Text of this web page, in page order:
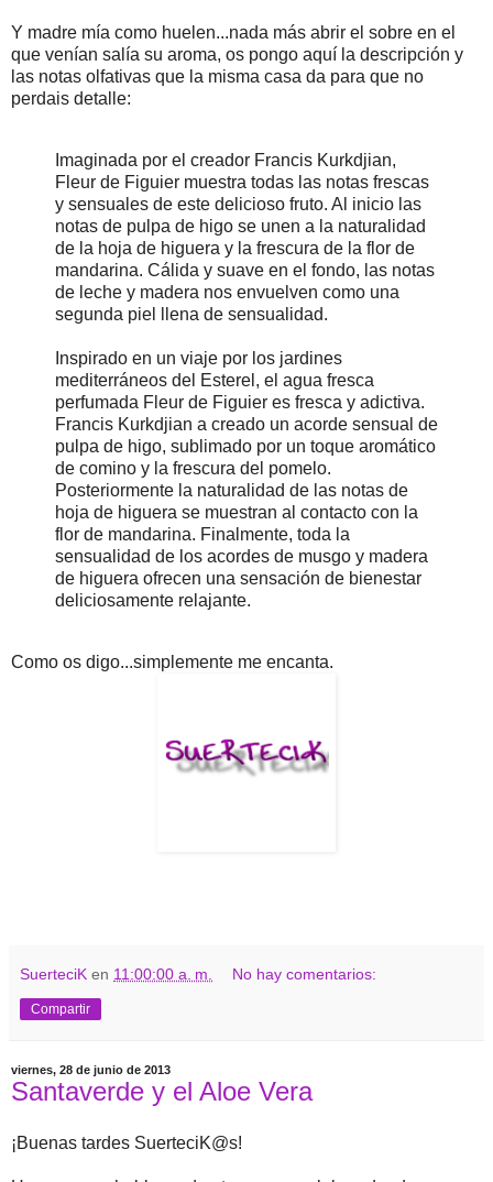
Y madre mía como huelen...nada más abrir el sobre en el
que venían salía su aroma, os pongo aquí la descripción y
las notas olfativas que la misma casa da para que no
perdais detalle:
Imaginada por el creador Francis Kurkdjian,
Fleur de Figuier muestra todas las notas frescas
y sensuales de este delicioso fruto. Al inicio las
notas de pulpa de higo se unen a la naturalidad
de la hoja de higuera y la frescura de la flor de
mandarina. Cálida y suave en el fondo, las notas
de leche y madera nos envuelven como una
segunda piel llena de sensualidad.
Inspirado en un viaje por los jardines
mediterráneos del Esterel, el agua fresca
perfumada Fleur de Figuier es fresca y adictiva.
Francis Kurkdjian a creado un acorde sensual de
pulpa de higo, sublimado por un toque aromático
de comino y la frescura del pomelo.
Posteriormente la naturalidad de las notas de
hoja de higuera se muestran al contacto con la
flor de mandarina. Finalmente, toda la
sensualidad de los acordes de musgo y madera
de higuera ofrecen una sensación de bienestar
deliciosamente relajante.
Como os digo...simplemente me encanta.
SuerteciK en 11:00:00 a. m. No hay comentarios:
Compartir
viernes, 28 de junio de 2013
Santaverde y el Aloe Vera
¡Buenas tardes SuerteciK@s!